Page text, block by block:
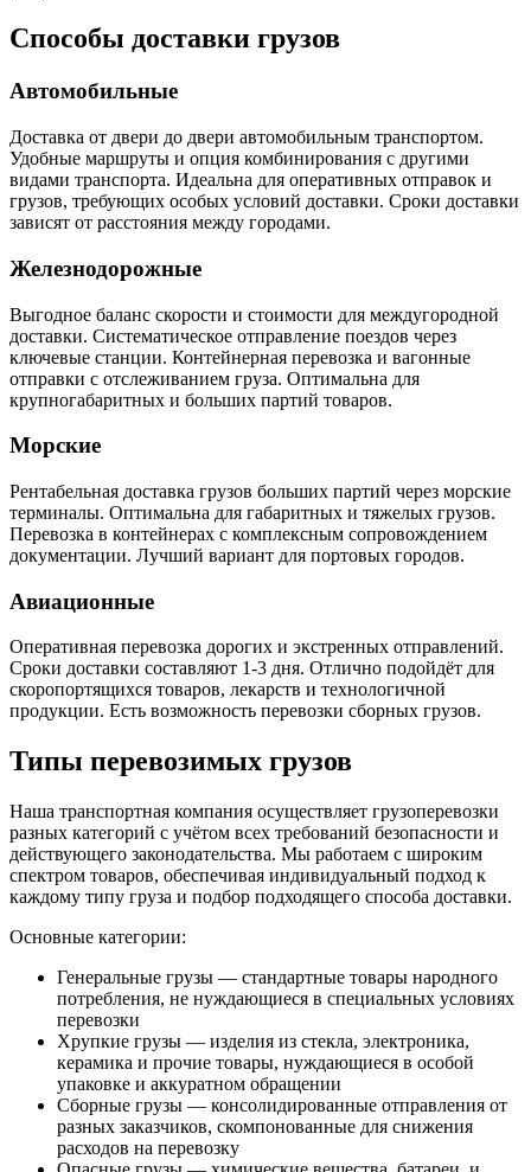
Способы доставки грузов
Автомобильные
Доставка от двери до двери автомобильным транспортом.
Удобные маршруты и опция комбинирования с другими
видами транспорта. Идеальна для оперативных отправок и
грузов, требующих особых условий доставки. Сроки доставки
зависят от расстояния между городами.
Железнодорожные
Выгодное баланс скорости и стоимости для междугородной
доставки. Систематическое отправление поездов через
ключевые станции. Контейнерная перевозка и вагонные
отправки с отслеживанием груза. Оптимальна для
крупногабаритных и больших партий товаров.
Морские
Рентабельная доставка грузов больших партий через морские
терминалы. Оптимальна для габаритных и тяжелых грузов.
Перевозка в контейнерах с комплексным сопровождением
документации. Лучший вариант для портовых городов.
Авиационные
Оперативная перевозка дорогих и экстренных отправлений.
Сроки доставки составляют 1-3 дня. Отлично подойдёт для
скоропортящихся товаров, лекарств и технологичной
продукции. Есть возможность перевозки сборных грузов.
Типы перевозимых грузов
Наша транспортная компания осуществляет грузоперевозки
разных категорий с учётом всех требований безопасности и
действующего законодательства. Мы работаем с широким
спектром товаров, обеспечивая индивидуальный подход к
каждому типу груза и подбор подходящего способа доставки.
Основные категории:
Генеральные грузы — стандартные товары народного
потребления, не нуждающиеся в специальных условиях
перевозки
Хрупкие грузы — изделия из стекла, электроника,
керамика и прочие товары, нуждающиеся в особой
упаковке и аккуратном обращении
Сборные грузы — консолидированные отправления от
разных заказчиков, скомпонованные для снижения
расходов на перевозку